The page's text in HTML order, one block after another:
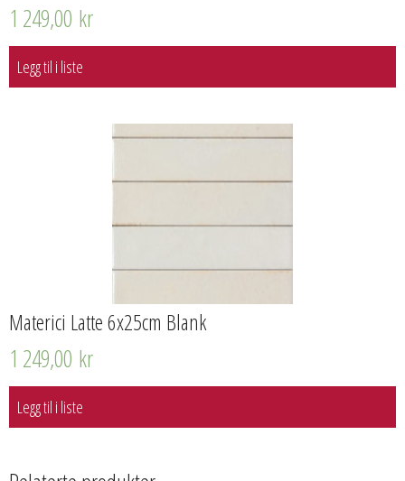
1 249,00 kr
Legg til i liste
Materici Latte 6x25cm Blank
1 249,00 kr
Legg til i liste